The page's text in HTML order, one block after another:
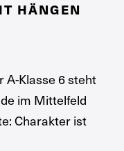
HÄNGEN
A-Klasse 6 steht
im Mittelfeld
Charakter ist